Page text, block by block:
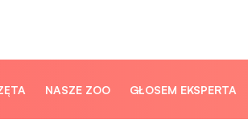
NASZE ZOO GŁOSEM EKSPERTA